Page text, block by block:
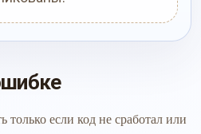
если код не сработал или